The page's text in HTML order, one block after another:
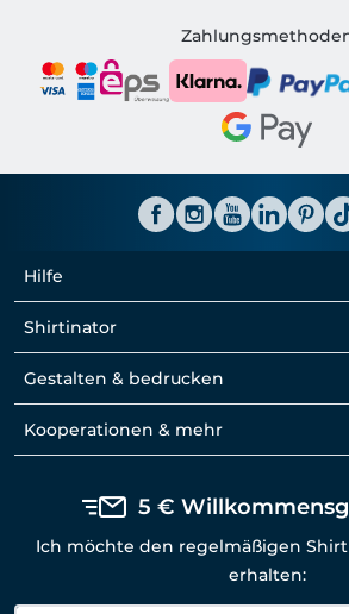
Shirtinator AT
Hilfe
Shirtinator
Gestalten & bedrucken
Kooperationen & mehr
5 €
Ich möchte den regelmäßigen
erhalten: